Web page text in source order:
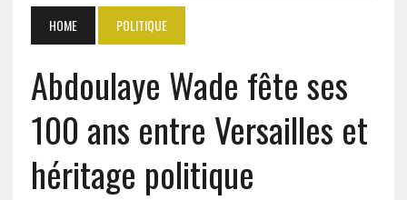
HOME POLITIQUE
Abdoulaye Wade fête ses
100 ans entre Versailles et
héritage politique